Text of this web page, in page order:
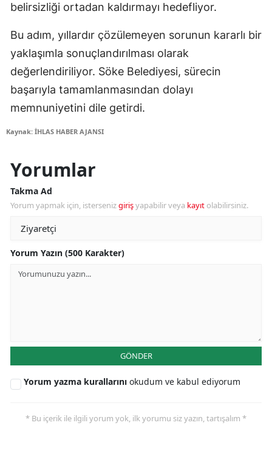
belirsizliği ortadan kaldırmayı hedefliyor.
Bu adım, yıllardır çözülemeyen sorunun kararlı bir
yaklaşımla sonuçlandırılması olarak
değerlendiriliyor. Söke Belediyesi, sürecin
başarıyla tamamlanmasından dolayı
memnuniyetini dile getirdi.
Kaynak: İHLAS HABER AJANSI
Yorumlar
Takma Ad
Yorum yapmak için, istersenizgirişyapabilir veya kayıt olabilirsiniz.
Yorum Yazın (500 Karakter)
GÖNDER
Yorum yazma kurallarını okudum ve kabul ediyorum
* Bu içerik ile ilgili yorum yok, ilk yorumu siz yazın, tartışalım *